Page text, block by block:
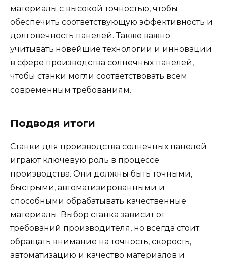
материалы с высокой точностью, чтобы
обеспечить соответствующую эффективность и
долговечность панелей. Также важно
учитывать новейшие технологии и инновации
в сфере производства солнечных панелей,
чтобы станки могли соответствовать всем
современным требованиям.
Подводя итоги
Станки для производства солнечных панелей
играют ключевую роль в процессе
производства. Они должны быть точными,
быстрыми, автоматизированными и
способными обрабатывать качественные
материалы. Выбор станка зависит от
требований производителя, но всегда стоит
обращать внимание на точность, скорость,
автоматизацию и качество материалов и